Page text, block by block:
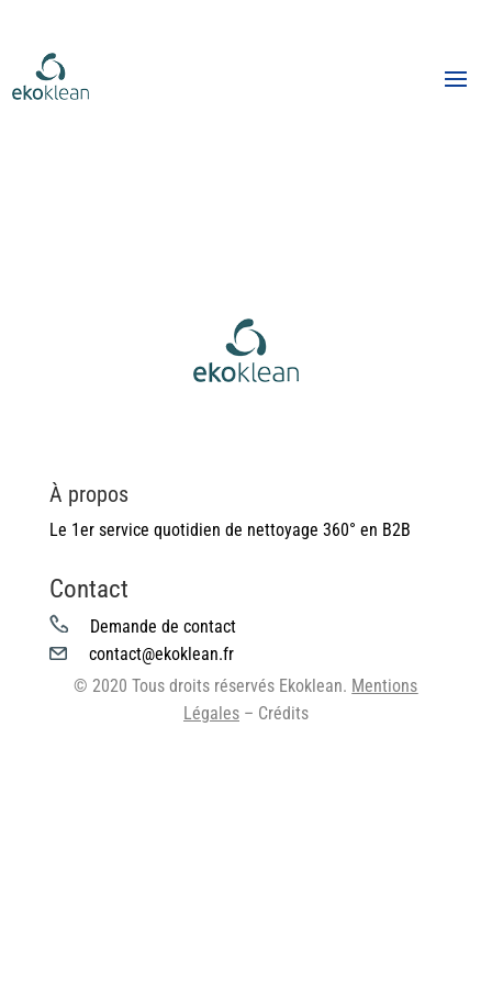
À propos
Le 1er service quotidien de nettoyage 360° en B2B
Contact
Demande de contact
contact@ekoklean.fr
© 2020 Tous droits réservés Ekoklean. Mentions
Légales– Crédits